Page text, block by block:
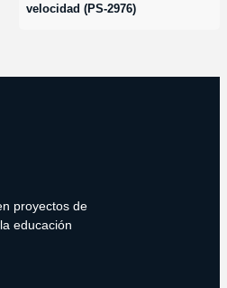
velocidad (PS-2976)
proyectos de
educación